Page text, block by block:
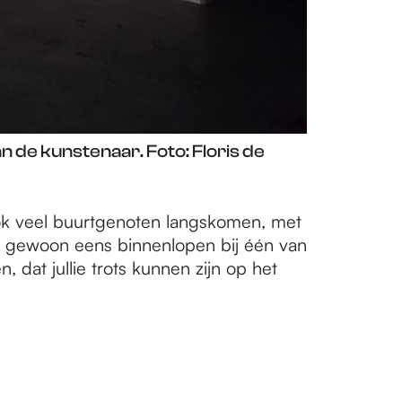
de kunstenaar. Foto: Floris de
veel buurtgenoten langskomen, met
eens binnenlopen bij één van
dat jullie trots kunnen zijn op het